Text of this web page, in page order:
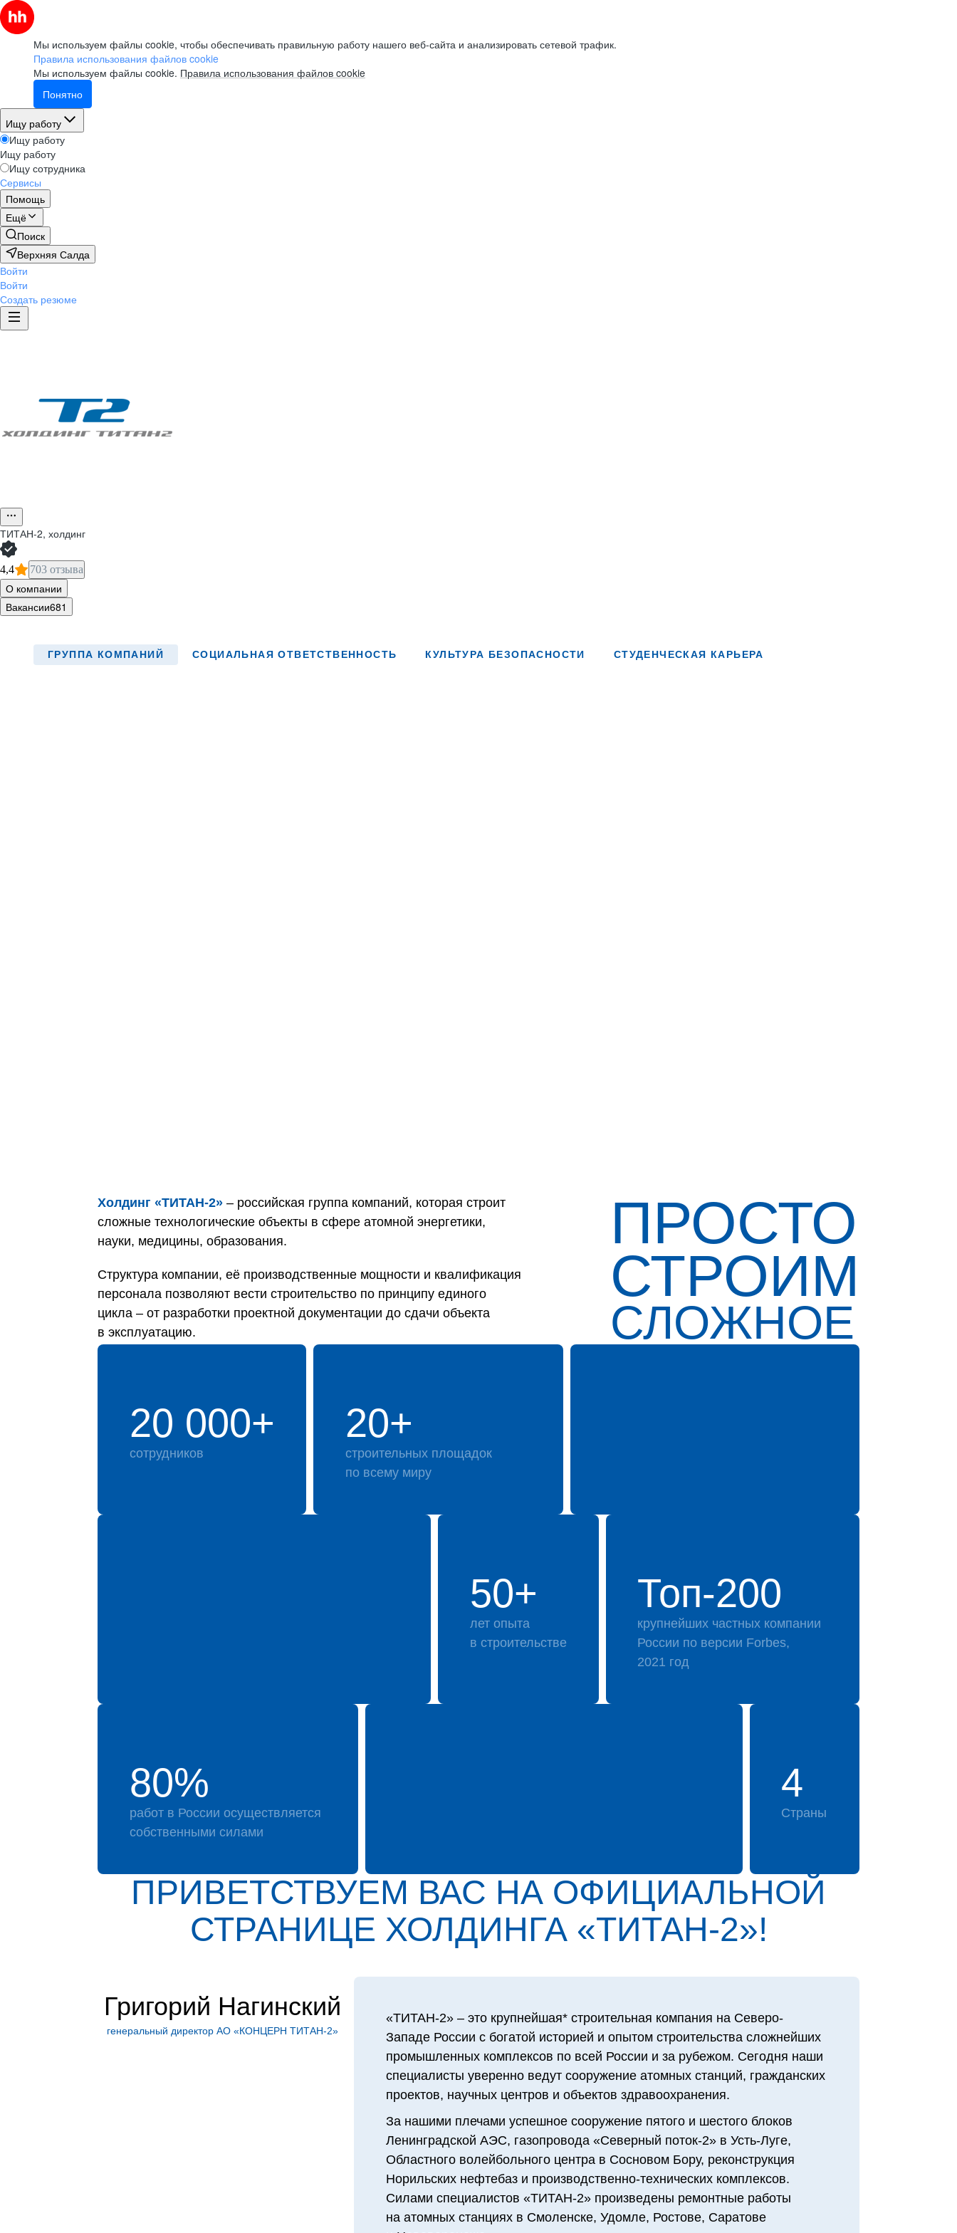
Мы используем файлы cookie, чтобы обеспечивать правильную работу нашего веб-сайта и анализировать сетевой трафик.
Правила использования файлов cookie
Мы используем файлы cookie. Правила использования файлов cookie
Понятно
Ищу работу
Ищу работу
Ищу работу
Ищу сотрудника
Сервисы
Помощь
Ещё
Поиск
Верхняя Салда
Войти
Войти
Создать резюме
ТИТАН-2, холдинг
4,4 703 отзыва
О компании
Вакансии681
ГРУППА КОМПАНИЙ СОЦИАЛЬНАЯ ОТВЕТСТВЕННОСТЬ КУЛЬТУРА БЕЗОПАСНОСТИ СТУДЕНЧЕСКАЯ КАРЬЕРА
Холдинг «ТИТАН‑2» – российская группа компаний, которая строит
сложные технологические объекты в сфере атомной энергетики,
науки, медицины, образования.
Структура компании, её производственные мощности и квалификация
персонала позволяют вести строительство по принципу единого
цикла – от разработки проектной документации до сдачи объекта
в эксплуатацию.
ПРОСТО
СТРОИМ
СЛОЖНОЕ
20 000+
сотрудников
20+
строительных площадок
по всему миру
50+
лет опыта
в строительстве
Топ-200
крупнейших частных компании
России по версии Forbes,
2021 год
80%
работ в России осуществляется
собственными силами
4
Страны
ПРИВЕТСТВУЕМ ВАС НА ОФИЦИАЛЬНОЙ
СТРАНИЦЕ ХОЛДИН­ГА «ТИТАН‑2»!
Григорий Нагинский
генеральный директор АО «КОНЦЕРН ТИТАН‑2»
«ТИТАН‑2» – это крупнейшая* строительная компания на Северо-
Западе России с богатой историей и опытом строительства сложнейших
промышленных комплексов по всей России и за рубежом. Сегодня наши
специалисты уверенно ведут сооружение атомных станций, гражданских
проектов, научных центров и объектов здравоохранения.
За нашими плечами успешное сооружение пятого и шестого блоков
Ленинградской АЭС, газопровода «Северный поток-2» в Усть-Луге,
Областного волейбольного центра в Сосновом Бору, реконструкция
Норильских нефтебаз и производственно-технических комплексов.
Силами специалистов «ТИТАН‑2» произведены ремонтные работы
на атомных станциях в Смоленске, Удомле, Ростове, Саратове